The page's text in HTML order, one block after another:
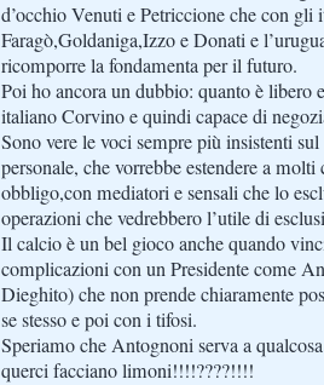
d’occhio Venuti e Petriccione che con gli
Faragò,Goldaniga,Izzo e Donati e
ricomporre la fondamenta per il futuro.
Poi ho ancora un dubbio: quanto è libero
italiano Corvino e quindi capace di
Sono vere le voci sempre più insistenti
personale, che vorrebbe estendere a
obbligo,con mediatori e sensali che lo
operazioni che vedrebbero l’utile di
Il calcio è un bel gioco anche quando
complicazioni con un Presidente come
Dieghito) che non prende chiaramente
se stesso e poi con i tifosi.
Speriamo che Antognoni serva a
querci facciano limoni!!!!????!!!!